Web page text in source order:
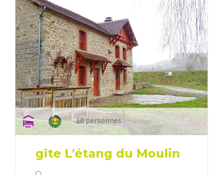
10 personnes
gîte L'étang du Moulin